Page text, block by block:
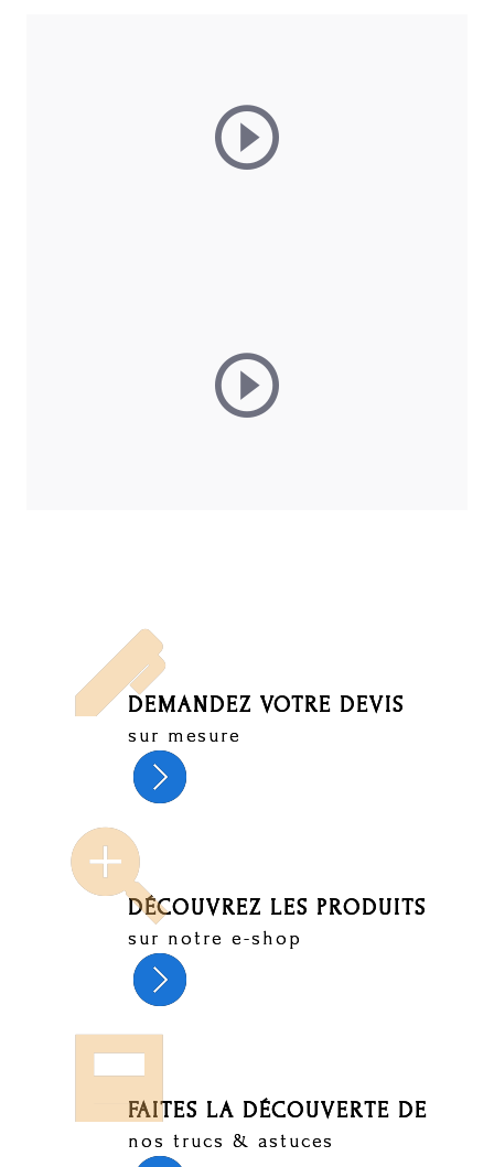
DEMANDEZ VOTRE DEVIS
sur mesure
DÉCOUVREZ LES PRODUITS
sur notre e-shop
FAITES LA DÉCOUVERTE DE
nos trucs & astuces